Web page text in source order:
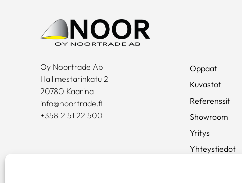
Oy Noortrade Ab
Hallimestarinkatu 2
20780 Kaarina
info@noortrade.fi
+358 2 51 22 500
Oppaat
Kuvastot
Referenssit
Showroom
Yritys
Yhteystiedot